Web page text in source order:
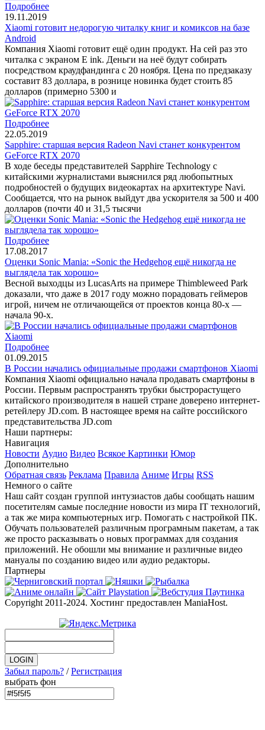
Подробнее
19.11.2019
Xiaomi готовит недорогую читалку книг и комиксов на базе
Android
Компания Xiaomi готовит ещё один продукт. На сей раз это
читалка с экраном E ink. Деньги на неё будут собирать
посредством краудфандинга с 20 ноября. Цена по предзаказу
составит 83 доллара, в рознице новинка будет стоить 85
долларов (примерно 5300 и
Подробнее
22.05.2019
Sapphire: старшая версия Radeon Navi станет конкурентом
GeForce RTX 2070
В ходе беседы представителей Sapphire Technology с
китайскими журналистами выяснился ряд любопытных
подробностей о будущих видеокартах на архитектуре Navi.
Сообщается, что на рынок выйдут два ускорителя за 500 и 400
долларов (почти 40 и 31,5 тысячи
Подробнее
17.08.2017
Оценки Sonic Mania: «Sonic the Hedgehog ещё никогда не
выглядела так хорошо»
Весной выходцы из LucasArts на примере Thimbleweed Park
доказали, что даже в 2017 году можно порадовать геймеров
игрой, ничем не отличающейся от проектов конца 80-х —
начала 90-х.
Подробнее
01.09.2015
В России начались официальные продажи смартфонов Xiaomi
Компания Xiaomi официально начала продавать смартфоны в
России. Первым распространять трубки быстрорастущего
китайского производителя в нашей стране доверено интернет-
ретейлеру JD.com. В настоящее время на сайте российского
представительства JD.com
Наши партнеры:
Навигация
Новости Аудио Видео Всякое Картинки Юмор
Дополнительно
Обратная связь Реклама Правила Аниме Игры RSS
Немного о сайте
Наш сайт создан группой интузиастов дабы сообщать нашим
посетителям самые последние новости из мира IT технологий,
а так же мира компьютерных игр. Помогать с настройкой ПК.
Обучать пользователей различным програмным пакетам, а так
же просто расказывать о новых программах для создания
приложений. Не обошли мы внимание и различные видео
мануалы по созданию видео или аудио редакторы.
Партнеры
Copyright 2011-2024. Хостинг предоставлен ManiaHost.
Забыл пароль? /Регистрация
выбрать фон